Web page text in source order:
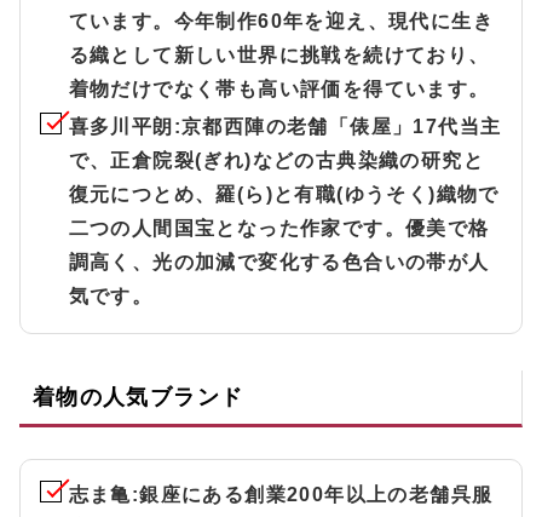
ています。今年制作60年を迎え、現代に生き
る織として新しい世界に挑戦を続けており、
着物だけでなく帯も高い評価を得ています。
喜多川平朗 :京都西陣の老舗「俵屋」17代当主
で、正倉院裂(ぎれ)などの古典染織の研究と
復元につとめ、羅(ら)と有職(ゆうそく)織物で
二つの人間国宝となった作家です。優美で格
調高く、光の加減で変化する色合いの帯が人
気です。
着物の人気ブランド
志ま亀:銀座にある創業200年以上の老舗呉服